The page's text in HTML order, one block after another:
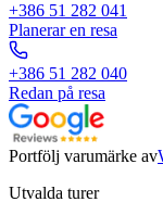
+386 51 282 041
Planerar en resa
+386 51 282 040
Redan på resa
Portfölj varumärke av
Utvalda turer